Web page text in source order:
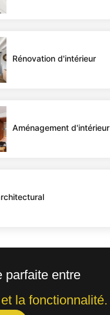
Rénovation d'intérieur
Aménagement d'intérieur
parfaite entre
la fonctionnalité.